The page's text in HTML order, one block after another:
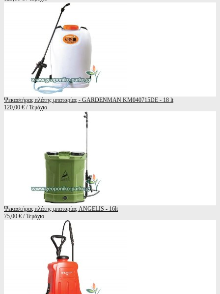
Ψεκαστήρας πλάτης μπαταρίας - GARDENMAN KM040715DE - 18 lt
120,00 € / Τεμάχιο
Ψεκαστήρας πλάτης μπαταρίας ANGELIS - 16lt
75,00 € / Τεμάχιο